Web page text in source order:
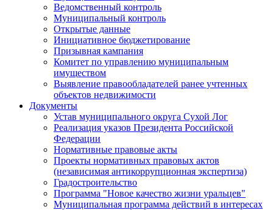
Ведомственный контроль
Муниципальный контроль
Открытые данные
Инициативное бюджетирование
Призывная кампания
Комитет по управлению муниципальным
имуществом
Выявление правообладателей ранее учтенных
объектов недвижимости
Документы
Устав муниципального округа Сухой Лог
Реализация указов Президента Российской
Федерации
Нормативные правовые акты
Проекты нормативных правовых актов
(независимая антикоррупционная экспертиза)
Градостроительство
Программа "Новое качество жизни уральцев"
Муниципальная программа действий в интересах